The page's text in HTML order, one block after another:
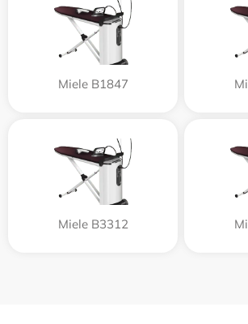
Miele B1847
Miele B3312